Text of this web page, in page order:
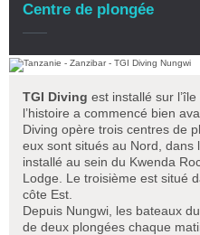
Centre de plongée
TGI Diving est installé sur
l’histoire a commencé bien
Diving opère trois centres de
eux sont situés au Nord, dans
installé au sein du Kwenda
Lodge. Le troisième est situé
côte Est.
Depuis Nungwi, les bateaux
de deux plongées chaque